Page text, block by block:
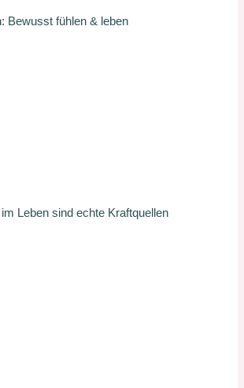
Bewusst fühlen & leben
Leben sind echte Kraftquellen